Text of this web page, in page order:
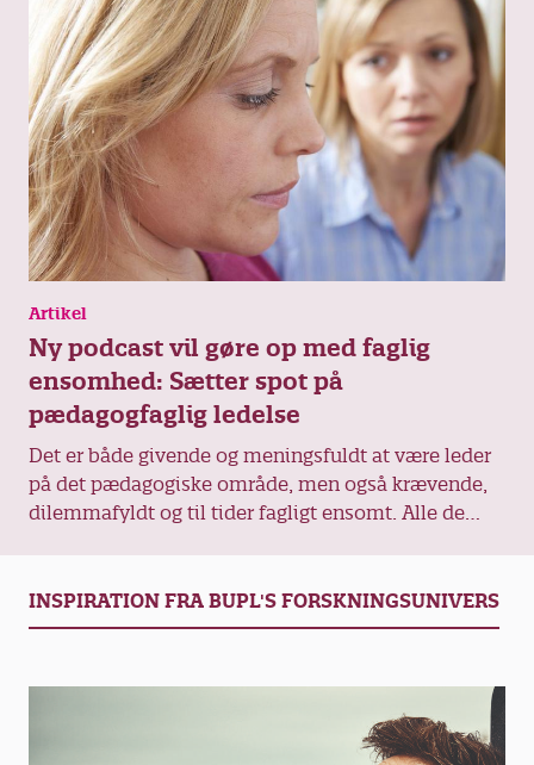
Artikel
Ny podcast vil gøre op med faglig
ensomhed: Sætter spot på
pædagogfaglig ledelse
Det er både givende og meningsfuldt at være leder
på det pædagogiske område, men også krævende,
dilemmafyldt og til tider fagligt ensomt. Alle de
INSPIRATION FRA BUPL'S FORSKNINGSUNIVERS